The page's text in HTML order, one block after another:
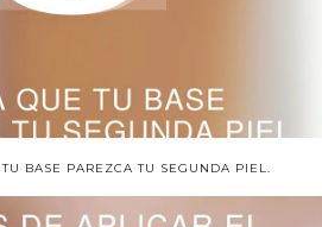
BASE PAREZCA TU SEGUNDA PIEL.